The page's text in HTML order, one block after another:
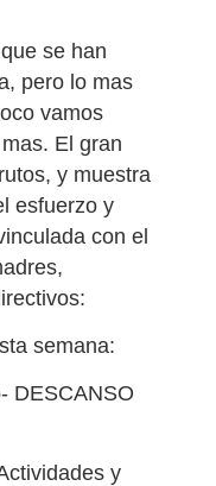
se han
pero lo mas
vamos
El gran
y muestra
esfuerzo y
con el
semana:
DESCANSO
y